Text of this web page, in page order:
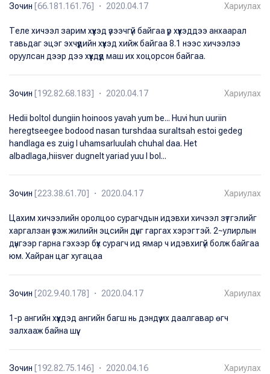
Зочин [66.181.161.76] ・ 2020.04.17 Хариулах
Тeлe хичээл зарим хүүхэд үзээчгүй байгаа үр хүүхэддээ анхаарал
тавьдаг эцэг эхчүүдийн хүүхэд хийж байгаа 8.1 нээс хичээлээ
оруулсан дээр дээ хүүхдүүд маш их хоцорсон байгаа.
Зочин [192.82.68.183] ・ 2020.04.17 Хариулах
Hedii boltol dungiin hoinoos yavah yum be... Huvi hun uuriin
heregtseegee bodood nasan turshdaa suraltsah estoi gedeg
handlaga es zuig l uhamsarluulah chuhal daa. Het
albadlaga,hiisver dugnelt yariad yuu l bol...
Зочин [223.38.61.70] ・ 2020.04.17 Хариулах
Цахим хичээлийн оролцоо сурагчдын идэвхи хичээл зүтгэлийг
харгалзан үзэж жилийн эцсийн дүнг гаргах хэрэгтэй. 2~улирлын
дүнгээр гарна гэхээр бүх сурагч ид ямар ч идэвхигүй болж байгаа
юм. Хайран цаг хугацаа
Зочин [202.9.40.178] ・ 2020.04.17 Хариулах
1-р ангийн хүүхдэд ангийн багш нь дэндүү их даалгавар өгч
залхааж байна шүү.
Зочин [192.82.75.146] ・ 2020.04.16 Хариулах